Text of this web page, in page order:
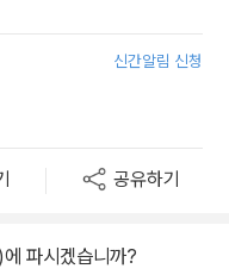
신간알림 신청
공유하기
파시겠습니까?